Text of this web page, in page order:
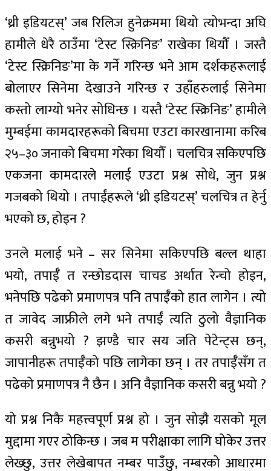
‘थ्री इडियटस्’ जब रिलिज हुनेक्रममा थियो त्योभन्दा अघि
हामीले धेरै ठाउँमा ‘टेस्ट स्क्रिनिङ’ राखेका थियौँ । जस्तै
‘टेस्ट स्क्रिनिङ’मा के गर्ने गरिन्छ भने आम दर्शकहरूलाई
बोलाएर सिनेमा देखाउने गरिन्छ र उहाँहरुलाई सिनेमा
कस्तो लाग्यो भनेर सोधिन्छ । यस्तै ‘टेस्ट स्क्रिनिङ’ हामीले
मुम्बईमा कामदारहरूको बिचमा एउटा कारखानामा करिब
२५–३० जनाको बिचमा गरेका थियौँ । चलचित्र सकिएपछि
एकजना कामदारले मलाई एउटा प्रश्न सोधे, जुन प्रश्न
गजबको थियो । तपाईंहरूले ‘थ्री इडियटस्’ चलचित्र त हेर्नु
भएको छ, होइन ?
उनले मलाई भने – सर सिनेमा सकिएपछि बल्ल थाहा
भयो, तपाईँ त रन्छोडदास चाचड अर्थात रेन्चो होइन,
भनेपछि पढेको प्रमाणपत्र पनि तपाईँको हात लागेन । त्यो
त जावेद जाफ्रीले लगे भने तपाईं त्यति ठुलो वैज्ञानिक
कसरी बन्नुभयो ? झण्डै चार सय जति पेटेन्ट्स छन्,
जापानीहरू तपाईँको पछि लागेका छन् । तर तपाईँसँग त
पढेको प्रमाणपत्र नै छैन । अनि वैज्ञानिक कसरी बन्नु भयो ?
यो प्रश्न निकै महत्त्वपूर्ण प्रश्न हो । जुन सोझै यसको मूल
मुद्दामा गएर ठोकिन्छ । जब म परीक्षाका लागि घोकेर उत्तर
लेख्छु, उत्तर लेखेबापत नम्बर पाउँछु, नम्बरको आधारमा